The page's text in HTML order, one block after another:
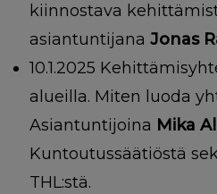
kiinnostava
asiantuntijana Jonas
10.1.2025
alueilla. Miten luoda
Asiantuntijoina Mika
Kuntoutussäätiöstä
THL:stä.